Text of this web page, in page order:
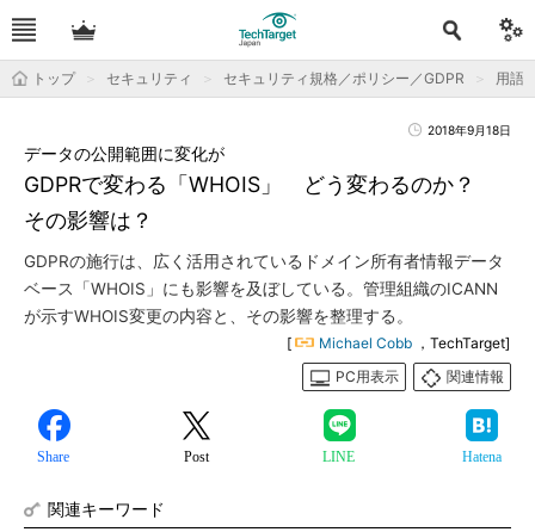
トップ セキュリティ セキュリティ規格／ポリシー／GDPR 用語
2018年9月18日
GDPRで変わる「WHOIS」 どう変わるのか？
その影響は？
データの公開範囲に変化が
GDPRの施行は、広く活用されているドメイン所有者情報データ
ベース「WHOIS」にも影響を及ぼしている。管理組織のICANN
が示すWHOIS変更の内容と、その影響を整理する。
[ Michael Cobb ，TechTarget]
PC用表示
関連情報
Share Post LINE Hatena
関連キーワード